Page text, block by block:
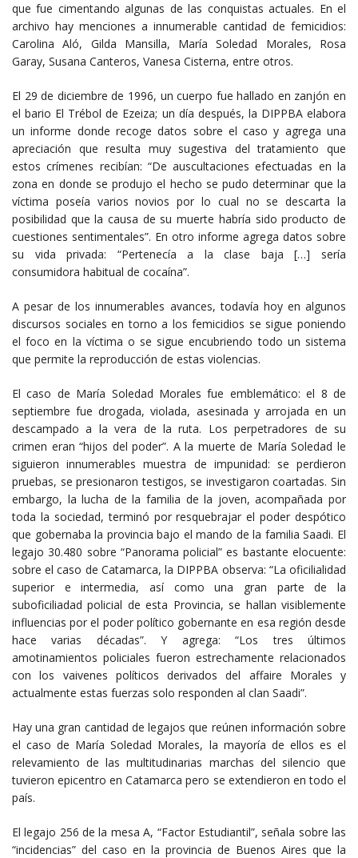
que fue cimentando algunas de las conquistas actuales. En el
archivo hay menciones a innumerable cantidad de femicidios:
Carolina Aló, Gilda Mansilla, María Soledad Morales, Rosa
Garay, Susana Canteros, Vanesa Cisterna, entre otros.
El 29 de diciembre de 1996, un cuerpo fue hallado en zanjón en
el bario El Trébol de Ezeiza; un día después, la DIPPBA elabora
un informe donde recoge datos sobre el caso y agrega una
apreciación que resulta muy sugestiva del tratamiento que
estos crímenes recibían: “De auscultaciones efectuadas en la
zona en donde se produjo el hecho se pudo determinar que la
víctima poseía varios novios por lo cual no se descarta la
posibilidad que la causa de su muerte habría sido producto de
cuestiones sentimentales”. En otro informe agrega datos sobre
su vida privada: “Pertenecía a la clase baja […] sería
consumidora habitual de cocaína”.
A pesar de los innumerables avances, todavía hoy en algunos
discursos sociales en torno a los femicidios se sigue poniendo
el foco en la víctima o se sigue encubriendo todo un sistema
que permite la reproducción de estas violencias.
El caso de María Soledad Morales fue emblemático: el 8 de
septiembre fue drogada, violada, asesinada y arrojada en un
descampado a la vera de la ruta. Los perpetradores de su
crimen eran “hijos del poder”. A la muerte de María Soledad le
siguieron innumerables muestra de impunidad: se perdieron
pruebas, se presionaron testigos, se investigaron coartadas. Sin
embargo, la lucha de la familia de la joven, acompañada por
toda la sociedad, terminó por resquebrajar el poder despótico
que gobernaba la provincia bajo el mando de la familia Saadi. El
legajo 30.480 sobre “Panorama policial” es bastante elocuente:
sobre el caso de Catamarca, la DIPPBA observa: “La oficilialidad
superior e intermedia, así como una gran parte de la
suboficiliadad policial de esta Provincia, se hallan visiblemente
influencias por el poder político gobernante en esa región desde
hace varias décadas”. Y agrega: “Los tres últimos
amotinamientos policiales fueron estrechamente relacionados
con los vaivenes políticos derivados del affaire Morales y
actualmente estas fuerzas solo responden al clan Saadi”.
Hay una gran cantidad de legajos que reúnen información sobre
el caso de María Soledad Morales, la mayoría de ellos es el
relevamiento de las multitudinarias marchas del silencio que
tuvieron epicentro en Catamarca pero se extendieron en todo el
país.
El legajo 256 de la mesa A, “Factor Estudiantil”, señala sobre las
“incidencias” del caso en la provincia de Buenos Aires que la